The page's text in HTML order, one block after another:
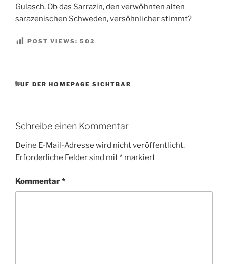
Gulasch. Ob das Sarrazin, den verwöhnten alten
sarazenischen Schweden, versöhnlicher stimmt?
POST VIEWS: 502
KATEGORIEN
AUF DER HOMEPAGE SICHTBAR
Schreibe einen Kommentar
Deine E-Mail-Adresse wird nicht veröffentlicht.
Erforderliche Felder sind mit* markiert
Kommentar*